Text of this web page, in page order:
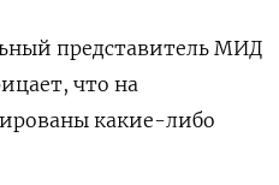
представитель МИД
что на
какие-либо